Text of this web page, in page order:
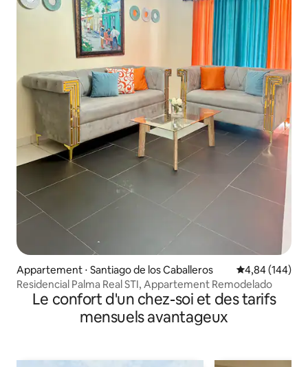
Appartement ⋅ Santiago de los Caballeros Évaluation
4,84 (144)
Residencial Palma Real STI, Appartement Remodelado
Le confort d'un chez-soi et des tarifs
mensuels avantageux